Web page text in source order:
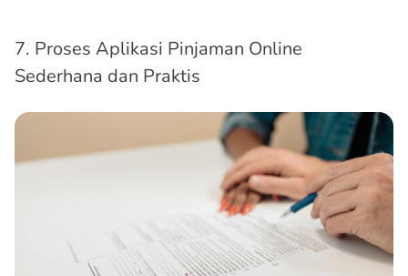
7. Proses Aplikasi Pinjaman Online
Sederhana dan Praktis